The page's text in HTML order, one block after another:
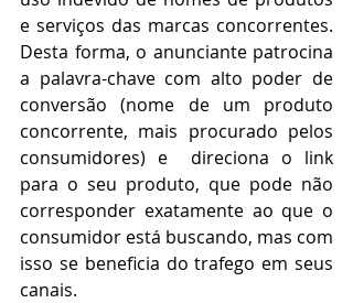
e serviços das marcas concorrentes.
Desta forma, o anunciante patrocina
a palavra-chave com alto poder de
conversão (nome de um produto
concorrente, mais procurado pelos
consumidores) e  direciona o link
para o seu produto, que pode não
corresponder exatamente ao que o
consumidor está buscando, mas com
isso se beneficia do trafego em seus
canais.